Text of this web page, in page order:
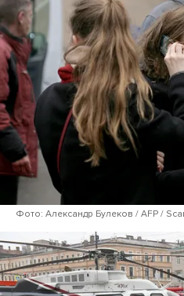
Фото: Александр Булеков / AFP /